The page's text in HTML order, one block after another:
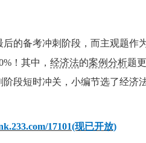
的备考冲刺阶段，而主观题作
！其中， 经济法的案例分析题
段短时冲关，小编节选了经济
17101(现已开放)